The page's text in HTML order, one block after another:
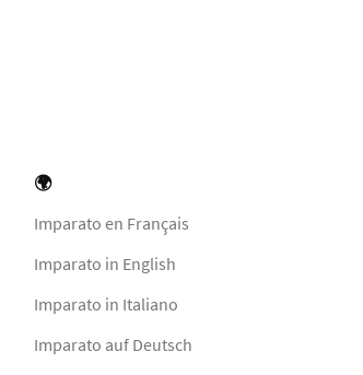
🌍
Imparato en Français
Imparato in English
Imparato in Italiano
Imparato auf Deutsch